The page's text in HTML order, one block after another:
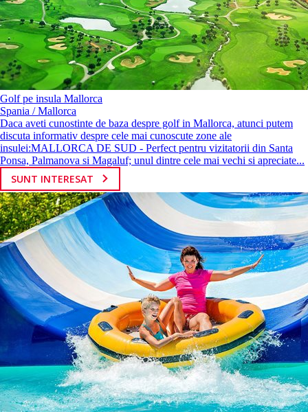
Golf pe insula Mallorca
Spania / Mallorca
Daca aveti cunostinte de baza despre golf in Mallorca, atunci putem
discuta informativ despre cele mai cunoscute zone ale
insulei:MALLORCA DE SUD - Perfect pentru vizitatorii din Santa
Ponsa, Palmanova si Magaluf; unul dintre cele mai vechi si apreciate...
SUNT INTERESAT